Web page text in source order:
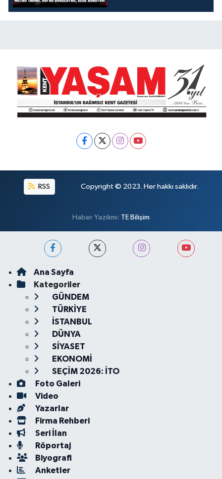
KOKUYOR!
RSS Copyright © 2023. Her hakkı saklıdır.
Haber Yazılımı: TE Bilişim
Ana Sayfa
Kategoriler
GÜNDEM
TÜRKİYE
İSTANBUL
DÜNYA
SİYASET
EKONOMİ
SEÇİM 2026: İTO
Foto Galeri
Video
Yazarlar
Firma Rehberi
Seri İlan
Röportaj
Biyografi
Anketler